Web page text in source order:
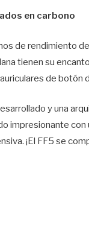
​​en carbono
de rendimiento
tienen su
de
y una
impresionante
¡El FF5 se